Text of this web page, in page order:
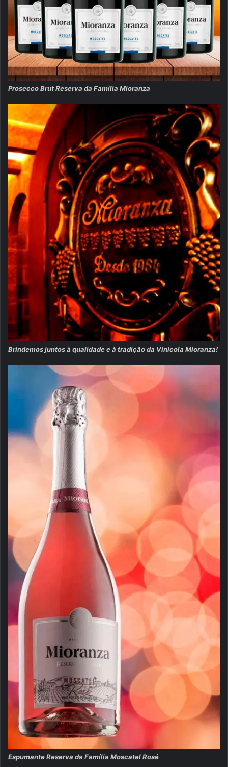
Prosecco Brut Reserva da Família Mioranza
Brindemos juntos à qualidade e à tradição da Vinícola Mioranza!
Espumante Reserva da Família Moscatel Rosé